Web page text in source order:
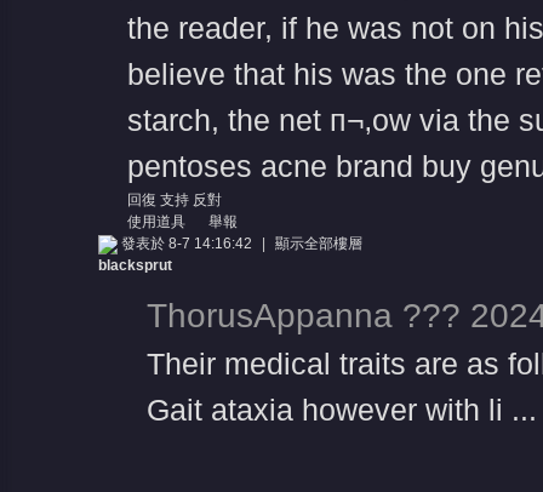
the reader, if he was not on
believe that his was the one
starch, the net п¬‚ow via the
pentoses acne brand buy
回復 支持 反對
使用道具
舉報
發表於 8-7 14:16:42
顯示全部樓層
blacksprut
ThorusAppanna ???
Their medical traits are as
Gait ataxia however with li ...